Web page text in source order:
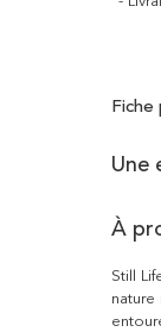
Fiche
Une
À
Still